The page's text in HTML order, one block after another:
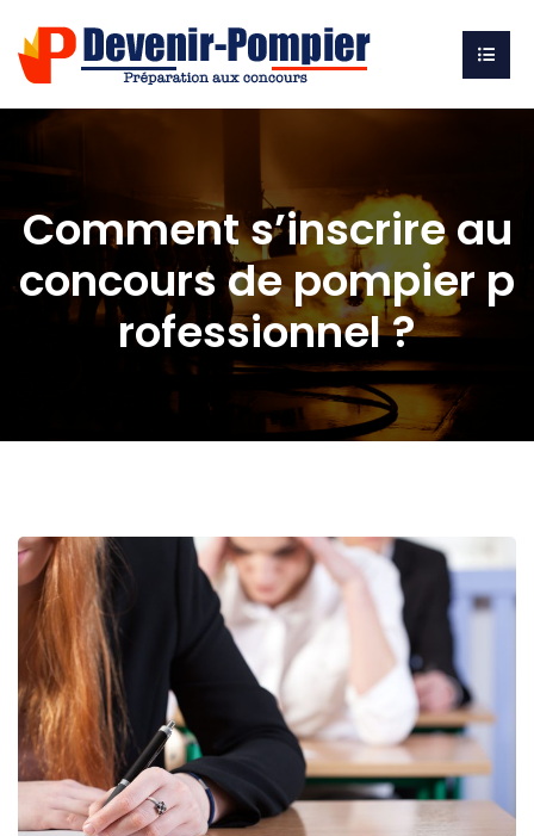
Comment s’inscrire au
concours de pompier p
rofessionnel ?